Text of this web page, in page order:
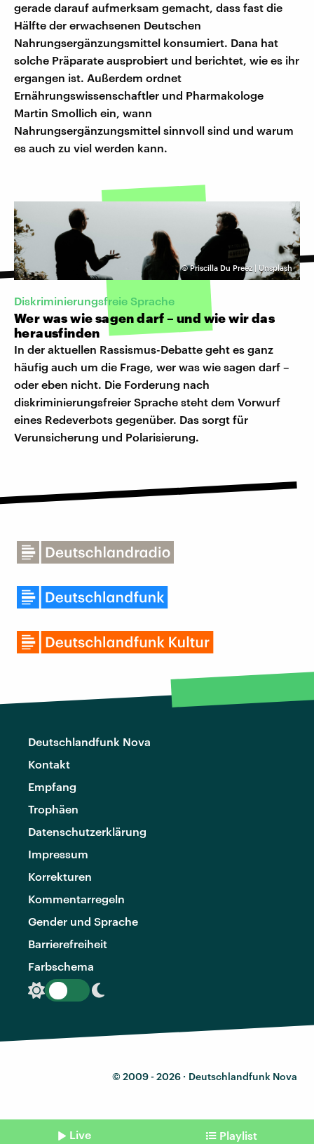
gerade darauf aufmerksam gemacht, dass fast die
Hälfte der erwachsenen Deutschen
Nahrungsergänzungsmittel konsumiert. Dana hat
solche Präparate ausprobiert und berichtet, wie es ihr
ergangen ist. Außerdem ordnet
Ernährungswissenschaftler und Pharmakologe
Martin Smollich ein, wann
Nahrungsergänzungsmittel sinnvoll sind und warum
es auch zu viel werden kann.
©Priscilla Du Preez | Unsplash
Diskriminierungsfreie Sprache
Wer was wie sagen darf – und wie wir das
herausfinden
In der aktuellen Rassismus-Debatte geht es ganz
häufig auch um die Frage, wer was wie sagen darf –
oder eben nicht. Die Forderung nach
diskriminierungsfreier Sprache steht dem Vorwurf
eines Redeverbots gegenüber. Das sorgt für
Verunsicherung und Polarisierung.
Deutschlandfunk Nova
Kontakt
Empfang
Trophäen
Datenschutzerklärung
Impressum
Korrekturen
Kommentarregeln
Gender und Sprache
Barrierefreiheit
Farbschema
© 2009 - 2026 · Deutschlandfunk Nova
Live Playlist